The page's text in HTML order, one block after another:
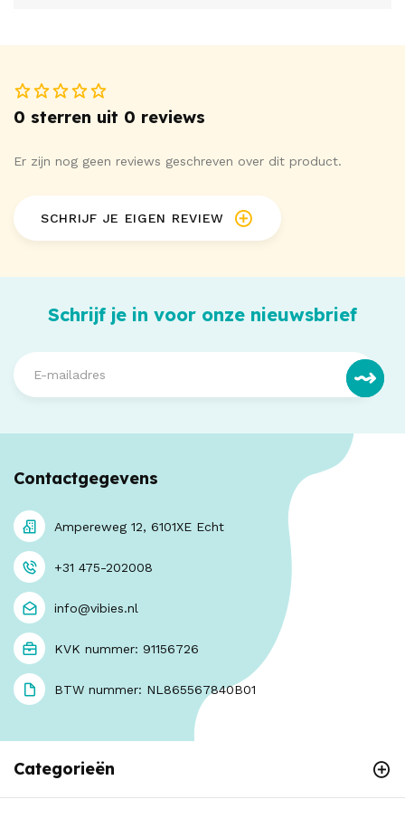
0 sterren uit 0 reviews
Er zijn nog geen reviews geschreven over dit product.
SCHRIJF JE EIGEN REVIEW
Schrijf je in voor onze nieuwsbrief
Contactgegevens
Ampereweg 12, 6101XE Echt
+31 475-202008
info@vibies.nl
KVK nummer: 91156726
BTW nummer: NL865567840B01
Categorieën